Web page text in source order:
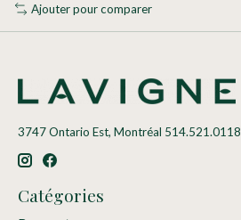
Ajouter pour comparer
3747 Ontario Est, Montréal 514.521.0118
Catégories